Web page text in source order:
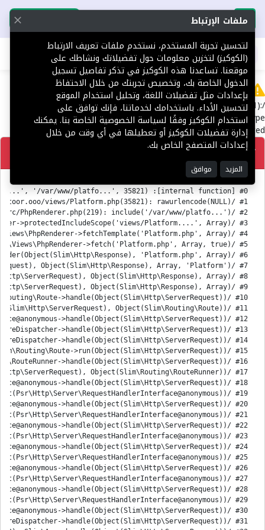
تحميل التطبيق تحميل التطبيق
اطلب عقارك
Error
/var/www/platform.toor.ooo/views/Platform.php(35821):
rawurlencode(): Passing null to parameter #1 ($string) of type
string is deprecated
تصحيح
ملفات الإرتباط
لتحسين تجربة المستخدم، نستخدم ملفات تعريف الارتباط
(الكوكيز) لتخزين معلومات حول تفضيلاتك ونشاطك على
موقعنا. تساعدنا هذه الكوكيز في تذكر تفاصيل تسجيل
الدخول الخاصة بك، وتخصيص تجربتك من خلال الاحتفاظ
بإعدادات مثل تفضيلات اللغة، وتحليل استخدام الموقع
لتحسين الأداء. باستخدامك لخدماتنا، فإنك توافق على
استخدام الكوكيز وفقًا لسياسة الخصوصية الخاصة بنا. يمكنك
إدارة تفضيلات الكوكيز أو تعطيلها في أي وقت من خلال
إعدادات المتصفح الخاص بك.
المزيد موافق